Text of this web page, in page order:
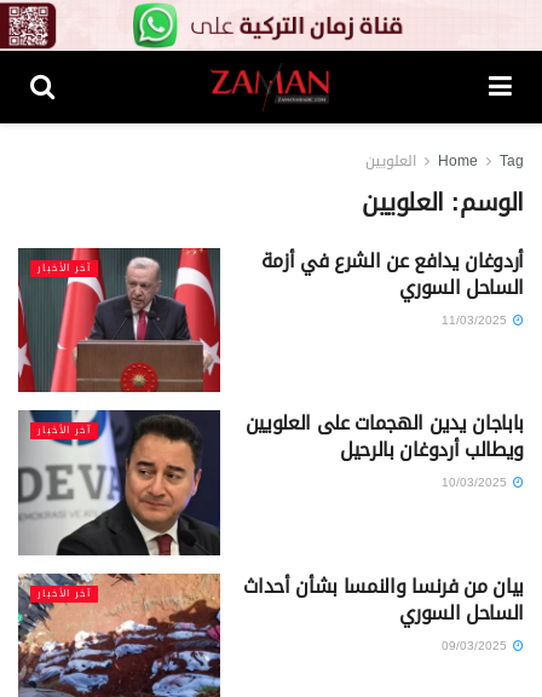
Home Tag العلويين
الوسم: العلويين
آخر الأخبار أردوغان يدافع عن الشرع في أزمة
الساحل السوري
آخر الأخبار باباجان يدين الهجمات على العلويين
ويطالب أردوغان بالرحيل
آخر الأخبار بيان من فرنسا والنمسا بشأن أحداث
الساحل السوري